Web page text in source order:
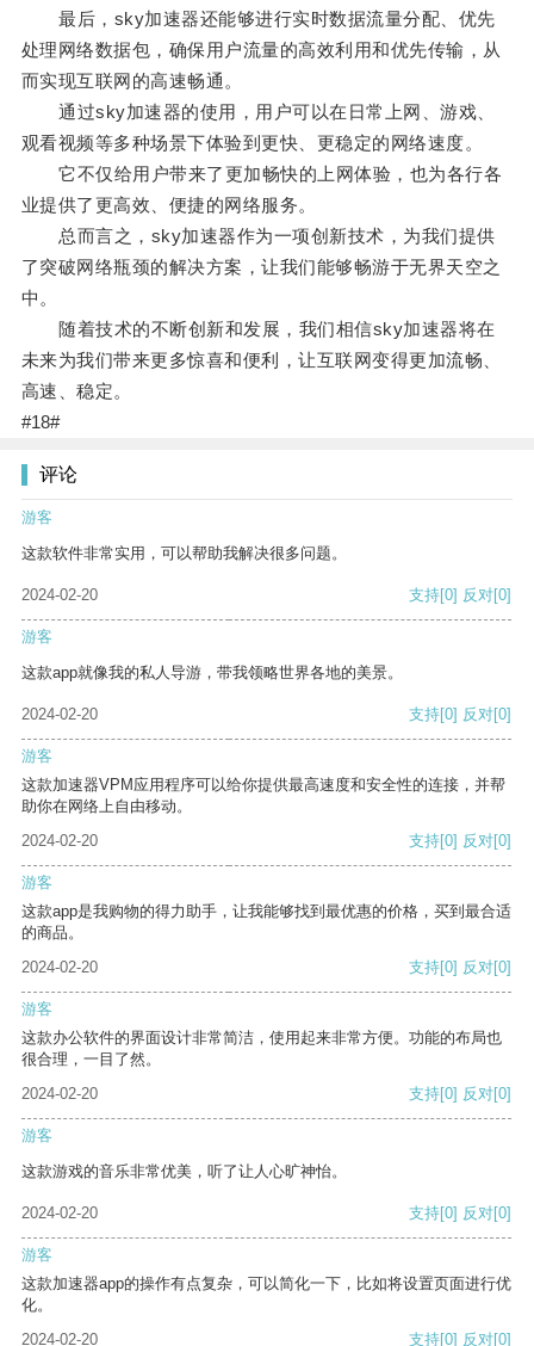
最后，sky加速器还能够进行实时数据流量分配、优先
处理网络数据包，确保用户流量的高效利用和优先传输，从
而实现互联网的高速畅通。
通过sky加速器的使用，用户可以在日常上网、游戏、
观看视频等多种场景下体验到更快、更稳定的网络速度。
它不仅给用户带来了更加畅快的上网体验，也为各行各
业提供了更高效、便捷的网络服务。
总而言之，sky加速器作为一项创新技术，为我们提供
了突破网络瓶颈的解决方案，让我们能够畅游于无界天空之
中。
随着技术的不断创新和发展，我们相信sky加速器将在
未来为我们带来更多惊喜和便利，让互联网变得更加流畅、
高速、稳定。
#18#
评论
游客
这款软件非常实用，可以帮助我解决很多问题。
2024-02-20 支持[0] 反对[0]
游客
这款app就像我的私人导游，带我领略世界各地的美景。
2024-02-20 支持[0] 反对[0]
游客
这款加速器VPM应用程序可以给你提供最高速度和安全性的连接，并帮
助你在网络上自由移动。
2024-02-20
支持[0] 反对[0]
游客
这款app是我购物的得力助手，让我能够找到最优惠的价格，买到最合适
的商品。
2024-02-20
支持[0] 反对[0]
游客
这款办公软件的界面设计非常简洁，使用起来非常方便。功能的布局也
很合理，一目了然。
2024-02-20
支持[0] 反对[0]
游客
这款游戏的音乐非常优美，听了让人心旷神怡。
2024-02-20 支持[0] 反对[0]
游客
这款加速器app的操作有点复杂，可以简化一下，比如将设置页面进行优
化。
2024-02-20
支持[0] 反对[0]